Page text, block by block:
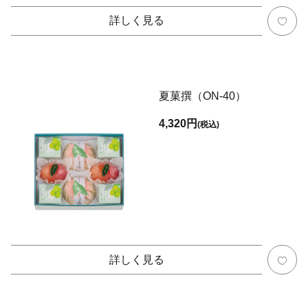
詳しく見る
夏菓撰（ON-40）
4,320円(税込)
詳しく見る